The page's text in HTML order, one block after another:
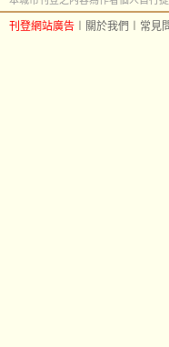
刊登網站廣告 關於我們 常見